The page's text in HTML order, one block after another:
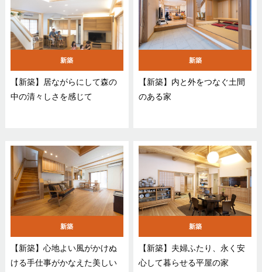
新築
【新築】居ながらにして森の
中の清々しさを感じて
新築
【新築】内と外をつなぐ土間
のある家
新築
【新築】心地よい風がかけぬ
ける手仕事がかなえた美しい
新築
【新築】夫婦ふたり、永く安
心して暮らせる平屋の家